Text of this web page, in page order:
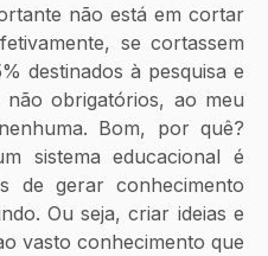
não está em cortar
se cortassem
destinados à pesquisa e
não obrigatórios, ao meu
Bom, por quê?
sistema educacional é
de gerar conhecimento
Ou seja, criar ideias e
vasto conhecimento que